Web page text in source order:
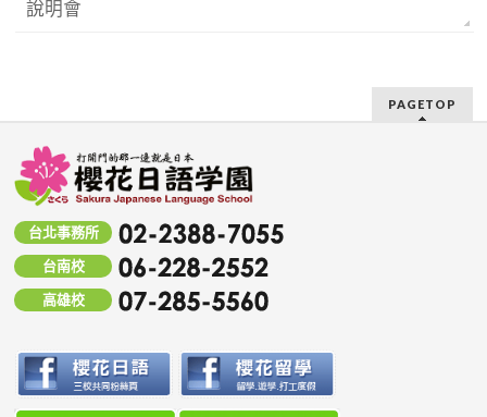
說明會
PAGETOP
台北事務所
台南校
高雄校